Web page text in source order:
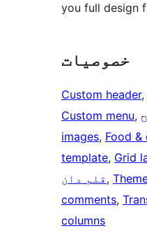
you full design
خصوصیات
Custom header,
Custom menu,
images, Food &
template, Grid
قلم دان ,
comments,
columns